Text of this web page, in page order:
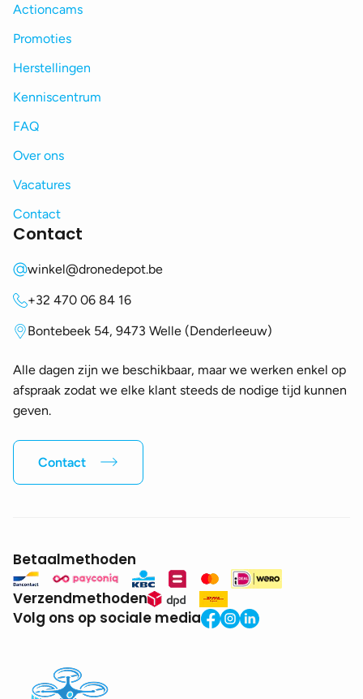
Actioncams
Promoties
Herstellingen
Kenniscentrum
FAQ
Over ons
Vacatures
Contact
Contact
winkel@dronedepot.be
+32 470 06 84 16
Bontebeek 54, 9473 Welle (Denderleeuw)
Alle dagen zijn we beschikbaar, maar we werken enkel op
afspraak zodat we elke klant steeds de nodige tijd kunnen
geven.
Contact
Betaalmethoden
Verzendmethoden
Volg ons op sociale media